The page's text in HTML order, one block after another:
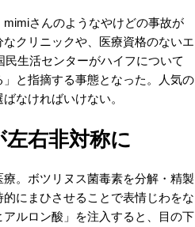
さんのようなやけどの事故が
クリニックや、医療資格のないエ
生活センターがハイフについて
と指摘する事態となった。人気の
なければいけない。
右非対称に
。ボツリヌス菌毒素を分解・精製
にまひさせることで表情じわをな
ルロン酸」を注入すると、目の下